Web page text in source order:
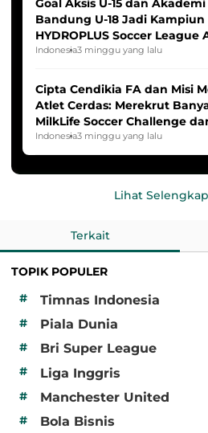
Goal Aksis U-15 dan
Bandung U-18 Jadi Kampiun
HYDROPLUS Soccer League
2025/2026
Indonesia3 minggu yang lalu
Cipta Cendikia FA dan Misi
Atlet Cerdas: Merekrut
MilkLife Soccer Challenge
HYDROPLUS Soccer League
Indonesia3 minggu yang lalu
Lihat
Terkait
TOPIK POPULER
#
Timnas Indonesia
# Piala Dunia
# Bri Super League
# Liga Inggris
# Manchester United
# Bola Bisnis